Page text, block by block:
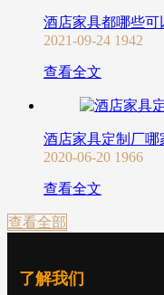
酒店家具都哪些
2021-09-24 1942
查看全文
酒店家具定制厂
2020-06-20 1966
查看全文
查看全部
了解我们